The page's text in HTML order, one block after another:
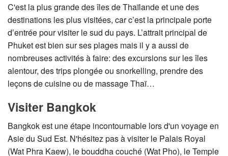
C'est la plus grande des îles de Thaïlande et une des
destinations les plus visitées, car c’est la principale porte
d’entrée pour visiter le sud du pays. L’attrait principal de
Phuket est bien sur ses plages mais il y a aussi de
nombreuses activités à faire: des excursions sur les îles
alentour, des trips plongée ou snorkelling, prendre des
leçons de cuisine ou de massage Thaï…
Visiter Bangkok
Bangkok est une étape incontournable lors d'un voyage en
Asie du Sud Est. N'hésitez pas à visiter le Palais Royal
(Wat Phra Kaew), le bouddha couché (Wat Pho), le Temple